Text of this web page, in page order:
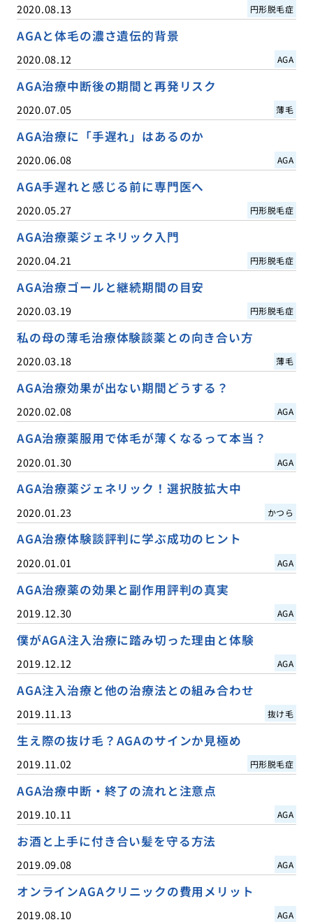
2020.08.13 円形脱毛症
AGAと体毛の濃さ遺伝的背景
2020.08.12 AGA
AGA治療中断後の期間と再発リスク
2020.07.05 薄毛
AGA治療に「手遅れ」はあるのか
2020.06.08 AGA
AGA手遅れと感じる前に専門医へ
2020.05.27 円形脱毛症
AGA治療薬ジェネリック入門
2020.04.21 円形脱毛症
AGA治療ゴールと継続期間の目安
2020.03.19 円形脱毛症
私の母の薄毛治療体験談薬との向き合い方
2020.03.18 薄毛
AGA治療効果が出ない期間どうする？
2020.02.08 AGA
AGA治療薬服用で体毛が薄くなるって本当？
2020.01.30 AGA
AGA治療薬ジェネリック！選択肢拡大中
2020.01.23 かつら
AGA治療体験談評判に学ぶ成功のヒント
2020.01.01 AGA
AGA治療薬の効果と副作用評判の真実
2019.12.30 AGA
僕がAGA注入治療に踏み切った理由と体験
2019.12.12 AGA
AGA注入治療と他の治療法との組み合わせ
2019.11.13 抜け毛
生え際の抜け毛？AGAのサインか見極め
2019.11.02 円形脱毛症
AGA治療中断・終了の流れと注意点
2019.10.11 AGA
お酒と上手に付き合い髪を守る方法
2019.09.08 AGA
オンラインAGAクリニックの費用メリット
2019.08.10 AGA